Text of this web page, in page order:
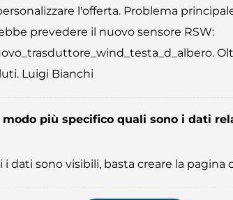
l'offerta. Problema
prevedere il nuovo sensore RSW:
Luigi Bianchi
più specifico quali sono i dati
sono visibili, basta creare la pagina